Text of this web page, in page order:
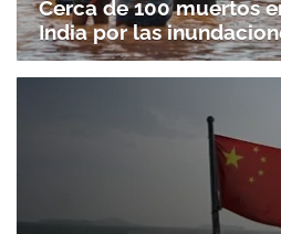
Cerca de 100 muertos
India por las